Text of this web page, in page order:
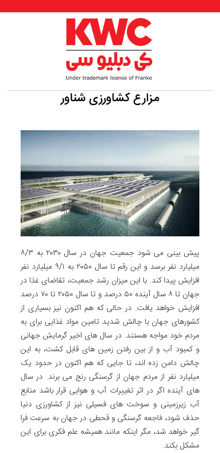
مزارع کشاورزی شناور
پیش بینی می شود جمعیت جهان در سال ۲۰۳۰ به ۸/۳
میلیارد نفر برسد و این رقم تا سال ۲۰۵۰ به ۹/۱ میلیارد نفر
افزایش پیدا کند. با این میزان رشد جمعیت، تقاضای غذا در
جهان تا ۸ سال آینده ۵۰ درصد و تا سال ۲۰۵۰ تا ۷۰ درصد
افزایش خواهد یافت. در حالی که هم اکنون نیز بسیاری از
کشورهای جهان با چالش‌ شدید تامین مواد غذایی برای به
مردم خود مواجه هستند. در سال های اخیر گرمایش جهانی
و کمبود آب و از بین رفتن زمین های قابل کشت، به این
چالش دامن زده اند، تا جایی که هم اکنون در حدود یک
میلیارد نفر از مردم جهان از گرسنگی رنج می برند. در سال
های آینده اگر در اثر تغییرات آب و هوایی قرار باشد منابع
آب زیرزمینی و سوخت های فسیلی نیز از کشاورزی دنیا
حذف شود، فاجعه گرسنگی و قحطی در جهان به سرعت فرا
گیر خواهد شد، مگر اینکه مانند همیشه علم فکری برای این
مشکل بکند.